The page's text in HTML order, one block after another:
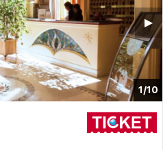
1/10
▶︎